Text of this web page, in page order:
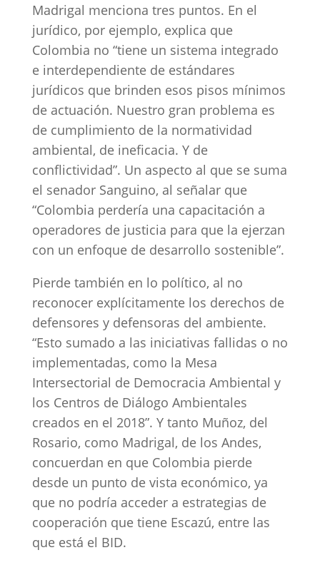
Madrigal menciona tres puntos. En el
jurídico, por ejemplo, explica que
Colombia no “tiene un sistema integrado
e interdependiente de estándares
jurídicos que brinden esos pisos mínimos
de actuación. Nuestro gran problema es
de cumplimiento de la normatividad
ambiental, de ineficacia. Y de
conflictividad”. Un aspecto al que se suma
el senador Sanguino, al señalar que
“Colombia perdería una capacitación a
operadores de justicia para que la ejerzan
con un enfoque de desarrollo sostenible”.
Pierde también en lo político, al no
reconocer explícitamente los derechos de
defensores y defensoras del ambiente.
“Esto sumado a las iniciativas fallidas o no
implementadas, como la Mesa
Intersectorial de Democracia Ambiental y
los Centros de Diálogo Ambientales
creados en el 2018”. Y tanto Muñoz, del
Rosario, como Madrigal, de los Andes,
concuerdan en que Colombia pierde
desde un punto de vista económico, ya
que no podría acceder a estrategias de
cooperación que tiene Escazú, entre las
que está el BID.